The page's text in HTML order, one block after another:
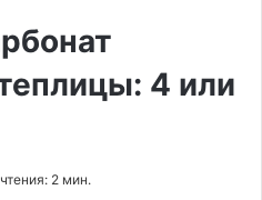
4 или
2 мин.